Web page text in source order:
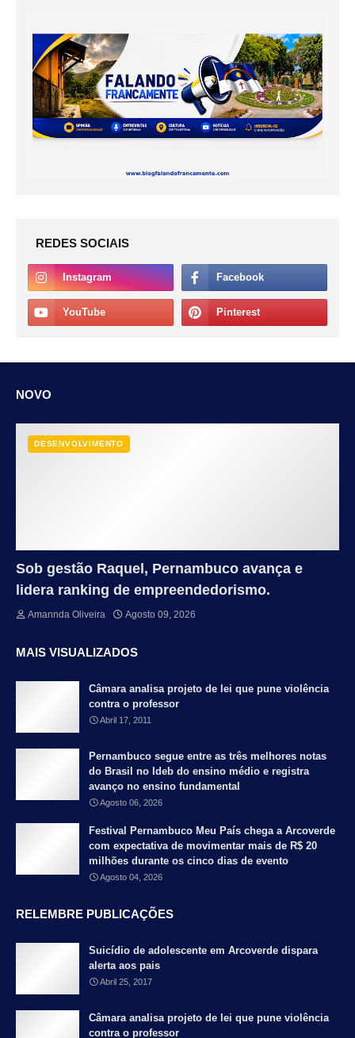
REDES SOCIAIS
NOVO
DESENVOLVIMENTO
Sob gestão Raquel, Pernambuco avança e
lidera ranking de empreendedorismo.
Amannda Oliveira Agosto 09, 2026
MAIS VISUALIZADOS
Câmara analisa projeto de lei que pune violência
contra o professor
Abril 17, 2011
Pernambuco segue entre as três melhores notas
do Brasil no Ideb do ensino médio e registra
avanço no ensino fundamental
Agosto 06, 2026
Festival Pernambuco Meu País chega a Arcoverde
com expectativa de movimentar mais de R$ 20
milhões durante os cinco dias de evento
Agosto 04, 2026
RELEMBRE PUBLICAÇÕES
Suicídio de adolescente em Arcoverde dispara
alerta aos pais
Abril 25, 2017
Câmara analisa projeto de lei que pune violência
contra o professor